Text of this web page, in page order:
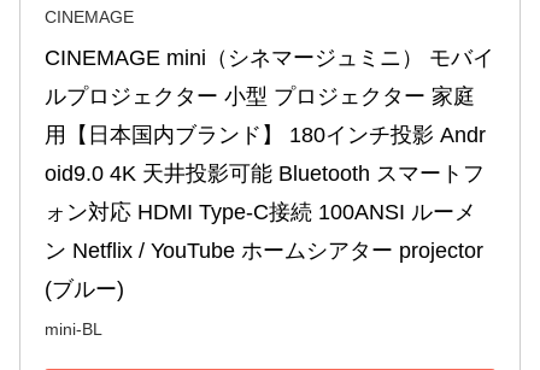
CINEMAGE
CINEMAGE mini（シネマージュミニ） モバイ
ルプロジェクター 小型 プロジェクター 家庭
用【日本国内ブランド】 180インチ投影 Andr
oid9.0 4K 天井投影可能 Bluetooth スマートフ
ォン対応 HDMI Type-C接続 100ANSI ルーメ
ン Netflix / YouTube ホームシアター projector
(ブルー)
mini-BL